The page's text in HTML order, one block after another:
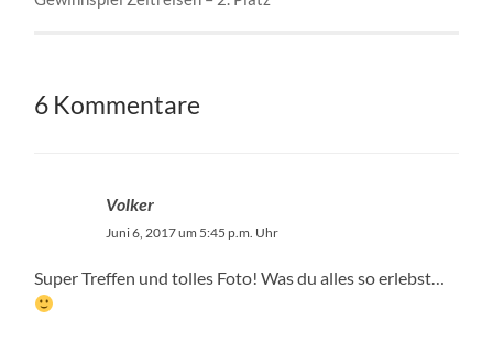
6 Kommentare
Volker
Juni 6, 2017 um 5:45 p.m. Uhr
Super Treffen und tolles Foto! Was du alles so erlebst…